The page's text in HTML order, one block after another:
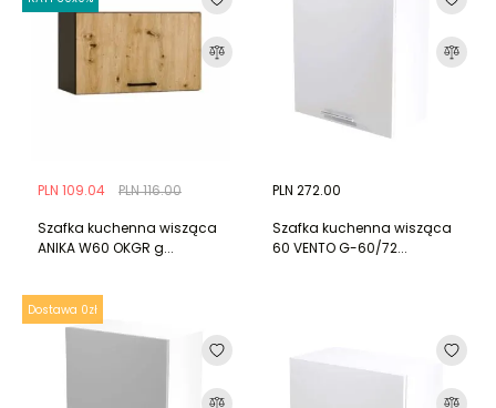
PLN 116.00
PLN 109.04
Szafka kuchenna wisząca
ANIKA W60 OKGR g...
PLN 272.00
Szafka kuchenna wisząca
60 VENTO G-60/72...
Dostawa 0zł